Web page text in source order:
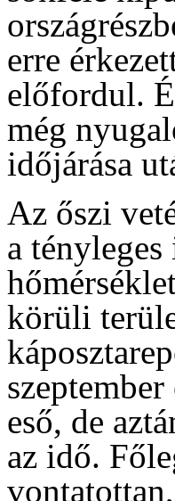
erre
előfordul.
még
időjárása
Az őszi
a
körüli
eső, de
az idő.